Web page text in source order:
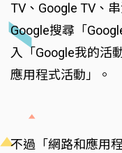
TV、Google TV、
Google搜尋「
入「Google我的活
應用程式活動」。
不過「網路和應用